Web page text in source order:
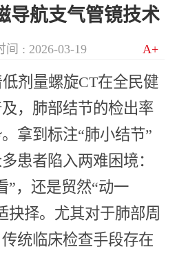
导航支气管镜技术
间 : 2026-03-19 A+
剂量螺旋CT在全民健
，肺部结节的检出率
拿到标注“肺小结节”
患者陷入两难困境：
”，还是贸然“动一
抉择。尤其对于肺部周
统临床检查手段存在